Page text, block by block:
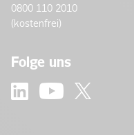
0800 110 2010
(kostenfrei)
Folge uns